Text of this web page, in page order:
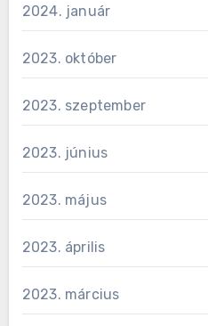
2024. január
2023. október
2023. szeptember
2023. június
2023. május
2023. április
2023. március